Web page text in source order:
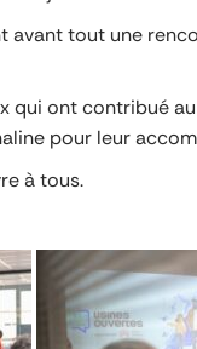
tout une
qui ont contribué
pour leur
à tous.